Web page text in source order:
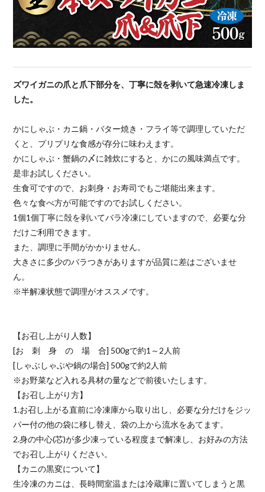
ズワイガニの爪と爪下部分を、丁寧に殻を剥いて急速冷凍しま
した。
かにしゃぶ・カニ鍋・バター焼き・フライ等で調理していただ
くと、プリプリな食感が存分に味わえます。
かにしゃぶ・蟹鍋の〆に雑炊にすると、かにの風味満点です。
是非お試しください。
生食可ですので、お刺身・お寿司でもご堪能出来ます。
色々な食べ方が可能ですのでお試しください。
1個1個丁寧に殻を剥いてバラ冷凍にしていますので、必要な分
だけご利用できます。
また、調理に手間がかかりません。
大きさに多少のバラつきがありますが品質に差はございませ
ん。
※半解凍状態で調理がオススメです。
【お召し上がり人数】
[お 刺 身 の 場 合] 500gで約1～2人前
[しゃぶしゃぶや鍋の場合] 500gで約2人前
※お野菜など入れる具材の量などで前後いたします。
【お召し上がり方】
1.お召し上がる直前に冷凍庫から取り出し、必要な分だけをジッ
パー付の他の袋に移し替え、袋の上から流水をあてます。
2.身の中心(芯)が多少凍っている程度まで解凍し、お好みの方法
でお召し上がりください。
【カニの黒変について】
生冷凍のカニは、長時間室温または冷蔵庫に置いてしまうと黒